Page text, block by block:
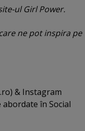
ul Girl Power.
ne pot inspira pe
& Instagram
în Social